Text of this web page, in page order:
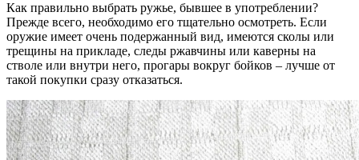
Как правильно выбрать ружье, бывшее в употреблении?
Прежде всего, необходимо его тщательно осмотреть. Если
оружие имеет очень подержанный вид, имеются сколы или
трещины на прикладе, следы ржавчины или каверны на
стволе или внутри него, прогары вокруг бойков – лучше от
такой покупки сразу отказаться.